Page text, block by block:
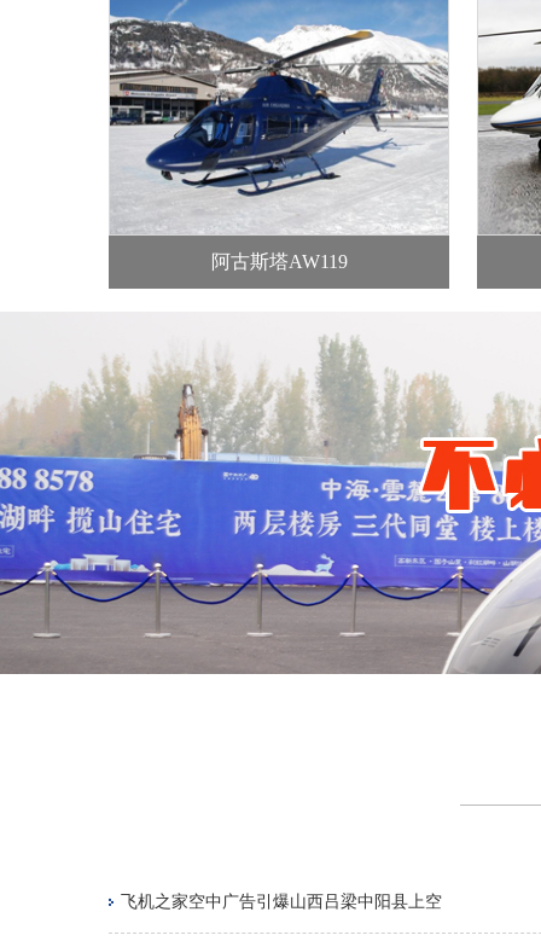
阿古斯塔AW119
飞机之家空中广告引爆山西吕梁中阳县上空